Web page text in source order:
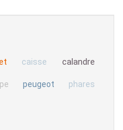
caisse calandre
peugeot phares